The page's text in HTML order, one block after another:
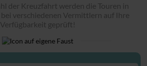
der Kreuzfahrt werden die Touren in
verschiedenen Vermittlern auf Ihre
Verfügbarkeit geprüft!